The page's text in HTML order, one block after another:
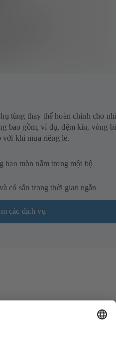
tùng thay thế hoàn chỉnh cho
bao gồm, ví dụ, đệm kín, vòng
với khi mua riêng lẻ.
hao mòn nằm trong một bộ
có sẵn trong thời gian ngắn
các dịch vụ